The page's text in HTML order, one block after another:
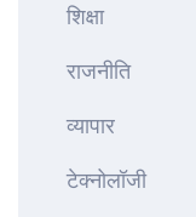
शिक्षा
राजनीति
व्यापार
टेक्नोलॉजी